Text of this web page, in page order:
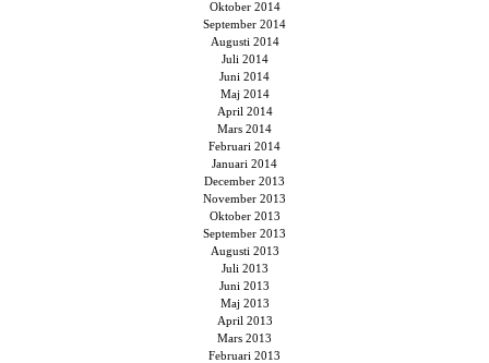
Oktober 2014
September 2014
Augusti 2014
Juli 2014
Juni 2014
Maj 2014
April 2014
Mars 2014
Februari 2014
Januari 2014
December 2013
November 2013
Oktober 2013
September 2013
Augusti 2013
Juli 2013
Juni 2013
Maj 2013
April 2013
Mars 2013
Februari 2013